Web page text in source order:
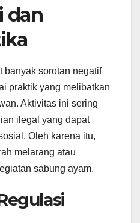
dan
banyak sorotan negatif
praktik yang melibatkan
Aktivitas ini sering
ilegal yang dapat
Oleh karena itu,
melarang atau
sabung ayam.